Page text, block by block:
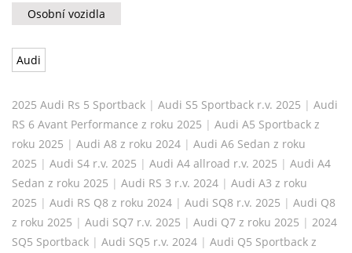
Osobní vozidla
Audi
2025 Audi Rs 5 Sportback | Audi S5 Sportback r.v. 2025 | Audi
RS 6 Avant Performance z roku 2025 | Audi A5 Sportback z
roku 2025 | Audi A8 z roku 2024 | Audi A6 Sedan z roku
2025 | Audi S4 r.v. 2025 | Audi A4 allroad r.v. 2025 | Audi A4
Sedan z roku 2025 | Audi RS 3 r.v. 2024 | Audi A3 z roku
2025 | Audi RS Q8 z roku 2024 | Audi SQ8 r.v. 2025 | Audi Q8
z roku 2025 | Audi SQ7 r.v. 2025 | Audi Q7 z roku 2025 | 2024
SQ5 Sportback | Audi SQ5 r.v. 2024 | Audi Q5 Sportback z